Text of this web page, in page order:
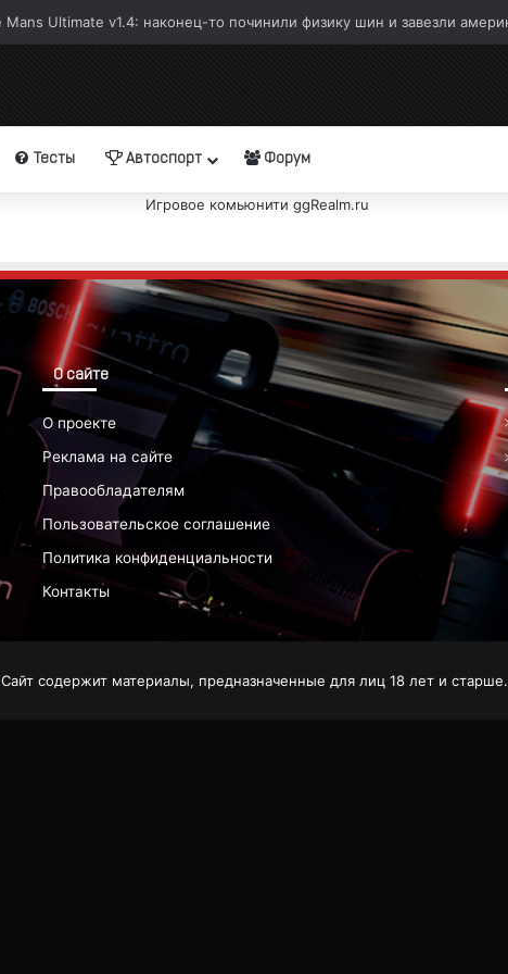
Тесты Автоспорт Форум
Игровое комьюнити ggRealm.ru
О сайте
О проекте
Реклама на сайте
Правообладателям
Пользовательское соглашение
Политика конфиденциальности
Контакты
Сайт содержит материалы, предназначенные для лиц 18 лет и старше.